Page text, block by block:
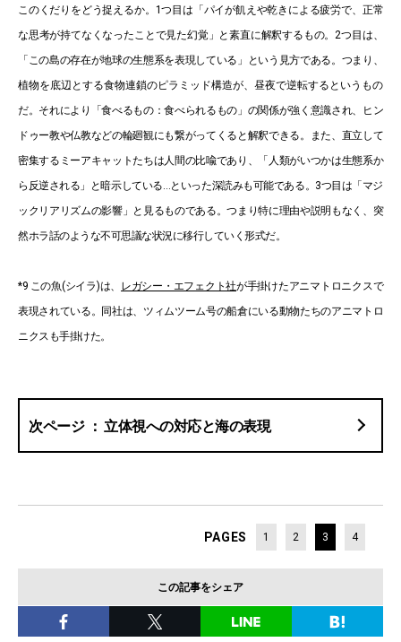
このくだりをどう捉えるか。1つ目は「パイが飢えや乾きによる疲労で、正常
な思考が持てなくなったことで見た幻覚」と素直に解釈するもの。2つ目は、
「この島の存在が地球の生態系を表現している」という見方である。つまり、
植物を底辺とする食物連鎖のピラミッド構造が、昼夜で逆転するというもの
だ。それにより「食べるもの：食べられるもの」の関係が強く意識され、ヒン
ドゥー教や仏教などの輪廻観にも繋がってくると解釈できる。また、直立して
密集するミーアキャットたちは人間の比喩であり、「人類がいつかは生態系か
ら反逆される」と暗示している…といった深読みも可能である。3つ目は「マジ
ックリアリズムの影響」と見るものである。つまり特に理由や説明もなく、突
然ホラ話のような不可思議な状況に移行していく形式だ。
*9 この魚(シイラ)は、 レガシー・エフェクト社が手掛けたアニマトロニクスで
表現されている。同社は、ツィムツーム号の船倉にいる動物たちのアニマトロ
ニクスも手掛けた。
立体視への対応と海の表現
PAGES 1 2 3 4
この記事をシェア